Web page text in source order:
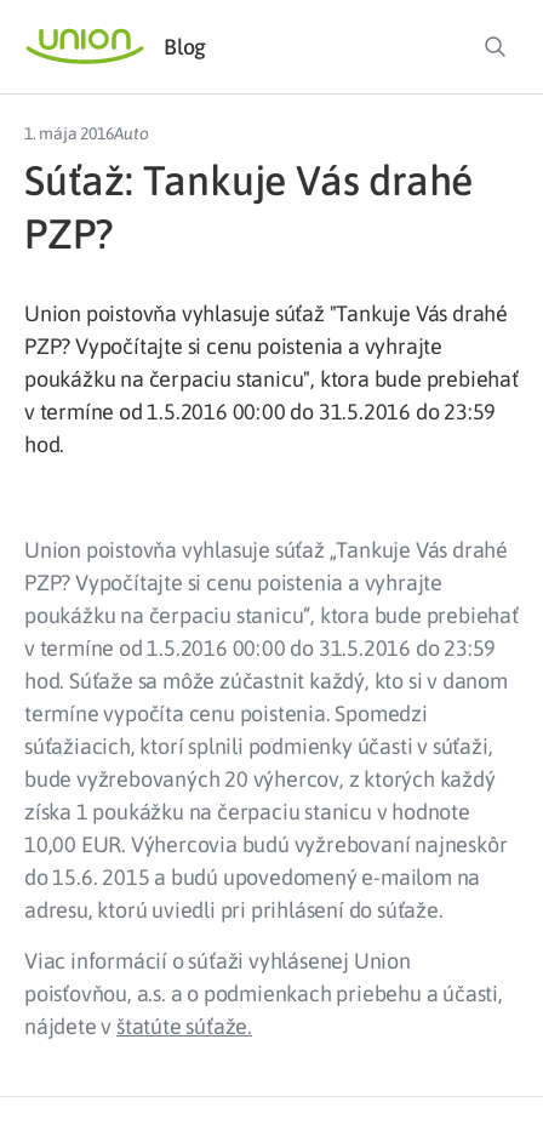
Blog
1. mája 2016Auto
Súťaž: Tankuje Vás drahé
PZP?
Union poistovňa vyhlasuje súťaž "Tankuje Vás drahé
PZP? Vypočítajte si cenu poistenia a vyhrajte
poukážku na čerpaciu stanicu", ktora bude prebiehať
v termíne od 1.5.2016 00:00 do 31.5.2016 do 23:59
hod.
Union poistovňa vyhlasuje súťaž „Tankuje Vás drahé
PZP? Vypočítajte si cenu poistenia a vyhrajte
poukážku na čerpaciu stanicu“, ktora bude prebiehať
v termíne od 1.5.2016 00:00 do 31.5.2016 do 23:59
hod. Súťaže sa môže zúčastnit každý, kto si v danom
termínevypočíta cenu poistenia.Spomedzi
súťažiacich, ktorí splnili podmienky účasti v súťaži,
bude vyžrebovaných 20 výhercov, z ktorých každý
získa 1 poukážku na čerpaciu stanicu v hodnote
10,00 EUR. Výhercovia budú vyžrebovaní najneskôr
do 15.6. 2015 a budú upovedomený e-mailom na
adresu, ktorú uviedli pri prihlásení do súťaže.
Viac informácií o súťaži vyhlásenej Union
poisťovňou, a.s. a o podmienkach priebehu a účasti,
nájdete v štatúte súťaže.